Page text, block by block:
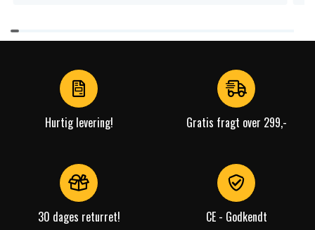
Item
1
Hurtig levering! Gratis fragt over 299,-
30 dages returret! CE - Godkendt